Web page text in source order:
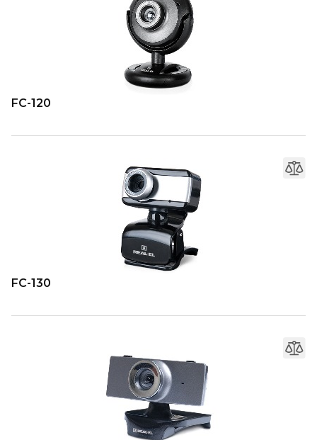
FC-120
FC-130